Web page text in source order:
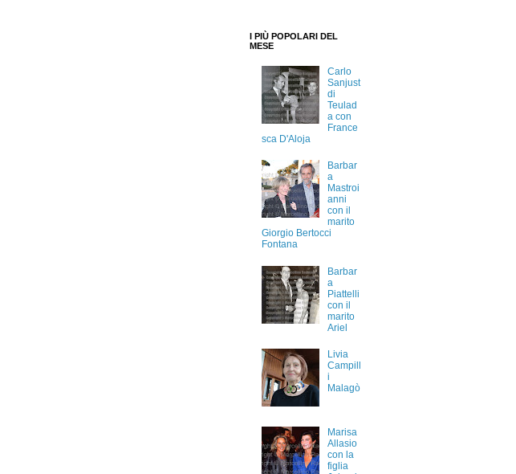
I PIÙ POPOLARI DEL
MESE
Carlo
Sanjust
di
Teulad
a con
France
sca D'Aloja
Barbar
a
Mastroi
anni
con il
marito
Giorgio Bertocci
Fontana
Barbar
a
Piattelli
con il
marito
Ariel
Livia
Campill
i
Malagò
Marisa
Allasio
con la
figlia